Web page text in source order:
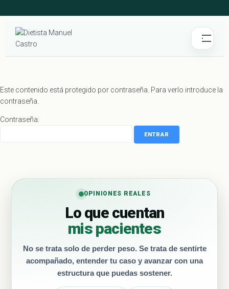
Este contenido está protegido por contraseña. Para verlo introduce la
contraseña.
Contraseña:
OPINIONES REALES
Lo que cuentan
mis pacientes
No se trata solo de perder peso. Se trata de sentirte
acompañado, entender tu caso y avanzar con una
estructura que puedas sostener.